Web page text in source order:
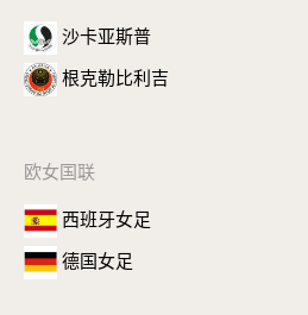
沙卡亚斯普
根克勒比利吉
欧女国联
西班牙女足
德国女足